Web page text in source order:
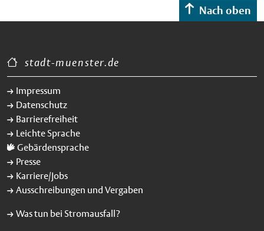
Nach oben
stadt-muenster.de
Impressum
Datenschutz
Barrierefreiheit
Leichte Sprache
Gebärdensprache
Presse
Karriere/Jobs
Ausschreibungen und Vergaben
Was tun bei Stromausfall?